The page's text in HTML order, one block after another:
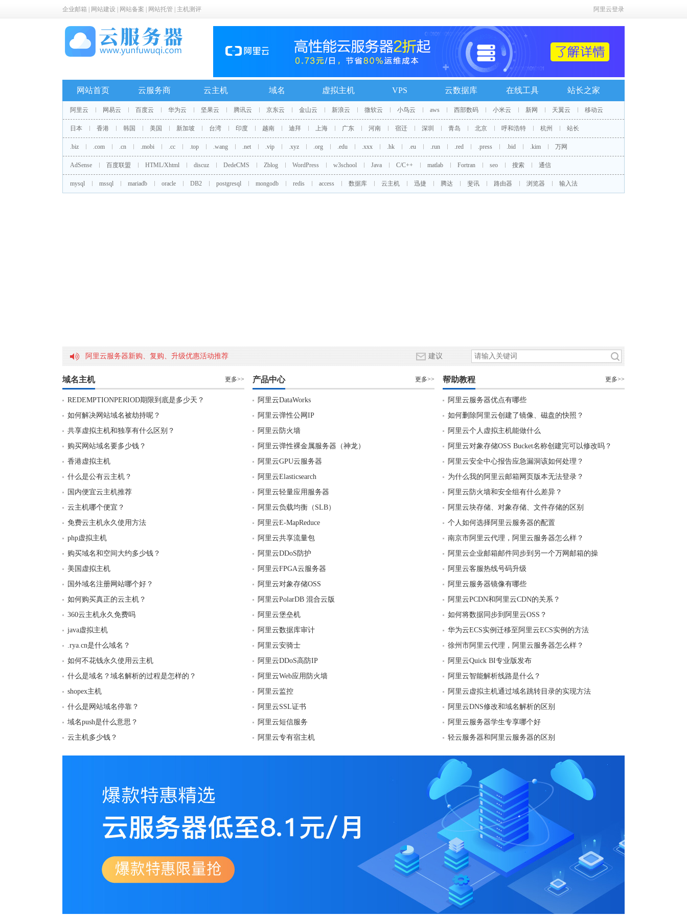
企业邮箱 网站建设 网站备案 网站托管 主机测评 阿里云登录
网站首页 云服务商 云主机 域名 虚拟主机 VPS 云数据库 在线工具 站长之家
阿里云 网易云 百度云 华为云 坚果云 腾讯云 京东云 金山云 新浪云 微软云 小鸟云 aws 西部数码 小米云 新网 天翼云 移动云
日本 香港 韩国 美国 新加坡 台湾 印度 越南 迪拜 上海 广东 河南 宿迁 深圳 青岛 北京 呼和浩特 杭州 站长
.biz .com .cn .mobi .cc .top .wang .net .vip .xyz .org .edu .xxx .hk .eu .run .red .press .bid .kim 万网
AdSense 百度联盟 HTML/Xhtml discuz DedeCMS Zblog WordPress w3school Java C/C++ matlab Fortran seo 搜索 通信
mysql mssql mariadb oracle DB2 postgresql mongodb redis access 数据库 云主机 迅捷 腾达 斐讯 路由器 浏览器 输入法
阿里云服务器新购、复购、升级优惠活动推荐 建议
域名主机 更多>>
REDEMPTIONPERIOD期限到底是多少天？
如何解决网站域名被劫持呢？
共享虚拟主机和独享有什么区别？
购买网站域名要多少钱？
香港虚拟主机
什么是公有云主机？
国内便宜云主机推荐
云主机哪个便宜？
免费云主机永久使用方法
php虚拟主机
购买域名和空间大约多少钱？
美国虚拟主机
国外域名注册网站哪个好？
如何购买真正的云主机？
360云主机永久免费吗
java虚拟主机
.rya.cn是什么域名？
如何不花钱永久使用云主机
什么是域名？域名解析的过程是怎样的？
shopex主机
什么是网站域名停靠？
域名push是什么意思？
云主机多少钱？
产品中心 更多>>
阿里云DataWorks
阿里云弹性公网IP
阿里云防火墙
阿里云弹性裸金属服务器（神龙）
阿里云GPU云服务器
阿里云Elasticsearch
阿里云轻量应用服务器
阿里云负载均衡（SLB）
阿里云E-MapReduce
阿里云共享流量包
阿里云DDoS防护
阿里云FPGA云服务器
阿里云对象存储OSS
阿里云PolarDB 混合云版
阿里云堡垒机
阿里云数据库审计
阿里云安骑士
阿里云DDoS高防IP
阿里云Web应用防火墙
阿里云监控
阿里云SSL证书
阿里云短信服务
阿里云专有宿主机
帮助教程 更多>>
阿里云服务器优点有哪些
如何删除阿里云创建了镜像、磁盘的快照？
阿里云个人虚拟主机能做什么
阿里云对象存储OSS Bucket名称创建完可以修改吗？
阿里云安全中心报告应急漏洞该如何处理？
为什么我的阿里云邮箱网页版本无法登录？
阿里云防火墙和安全组有什么差异？
阿里云块存储、对象存储、文件存储的区别
个人如何选择阿里云服务器的配置
南京市阿里云代理，阿里云服务器怎么样？
阿里云企业邮箱邮件同步到另一个万网邮箱的操
阿里云客服热线号码升级
阿里云服务器镜像有哪些
阿里云PCDN和阿里云CDN的关系？
如何将数据同步到阿里云OSS？
华为云ECS实例迁移至阿里云ECS实例的方法
徐州市阿里云代理，阿里云服务器怎么样？
阿里云Quick BI专业版发布
阿里云智能解析线路是什么？
阿里云虚拟主机通过域名跳转目录的实现方法
阿里云DNS修改和域名解析的区别
阿里云服务器学生专享哪个好
轻云服务器和阿里云服务器的区别